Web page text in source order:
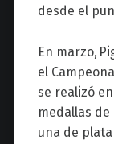
desde el
En marzo,
el
se realizó
medallas
una de